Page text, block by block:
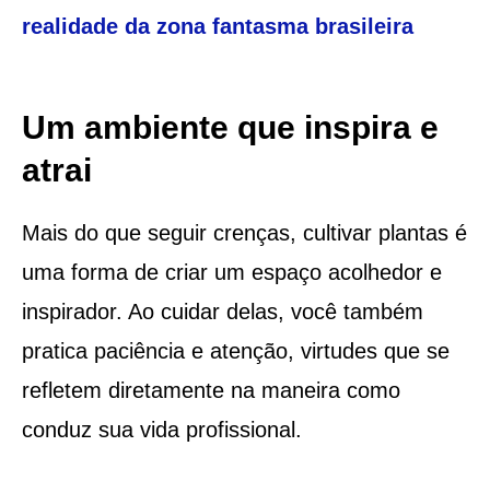
realidade da zona fantasma brasileira
Um ambiente que inspira e
atrai
Mais do que seguir crenças, cultivar plantas é
uma forma de criar um espaço acolhedor e
inspirador. Ao cuidar delas, você também
pratica paciência e atenção, virtudes que se
refletem diretamente na maneira como
conduz sua vida profissional.